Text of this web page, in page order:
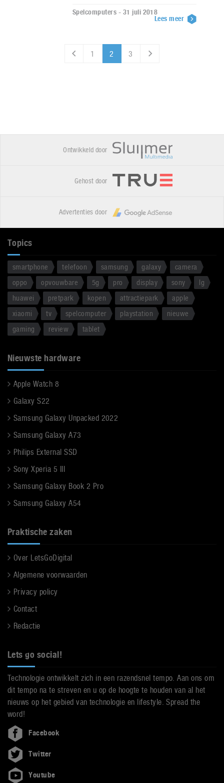
Spelcomputers - 31 juli 2018
Lees meer
1 2 3
Ontwikkeld door
Gehost door
Advertenties door
Topics
smartphone telefoon samsung galaxy
camera
oppo
opvouwbare 5g pro display sony
lg
huawei
pretpark kopen attractiepark
apple
xiaomi
tv spelcomputer playstation
nieuwe
gaming
review tablet
Nieuwste hardware
Apple Watch 8
Galaxy S22
Samsung Galaxy Unpacked 2022
Samsung Galaxy A73
Philips External SSD
Sony Xperia 5 III
Samsung Galaxy Book 2 Pro
Samsung Galaxy A54
Praktische zaken
Over LetsGoDigital
Algemene voorwaarden
Privacy policy
Contact
Redactie
Lets go social!
Technologie ontwikkelt zich in een razendsnel tempo. Aan ons om
dit tempo na te streven en u op de hoogte te houden van al het
nieuws op het gebied van technologie en lifestyle. Spread the
word!
Facebook
Twitter
Youtube